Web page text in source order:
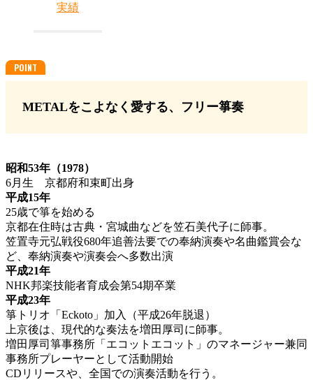
実績
METALをこよなく愛する、フリー箏奏
昭和53年（1978）
6月生 京都府和束町出身
平成15年
25歳で箏を始める
京都在住時は古典・宮城曲などを笠石美代子に師事。
笠置寺元弘戦役680年追善法要での奉納演奏や名曲鑑賞会な
ど、奉納演奏や演奏会へ多数出演
平成21年
NHK邦楽技能者育成会第54期卒業
平成23年
箏トリオ「Eckoto」加入（平成26年脱退）
上京後は、現代的な奏法を増田厚司に師事。
増田厚司箏事務所「エコットエコット」のマネージャー兼同
事務所プレーヤーとして活動開始
CDリリースや、全国での演奏活動を行う。